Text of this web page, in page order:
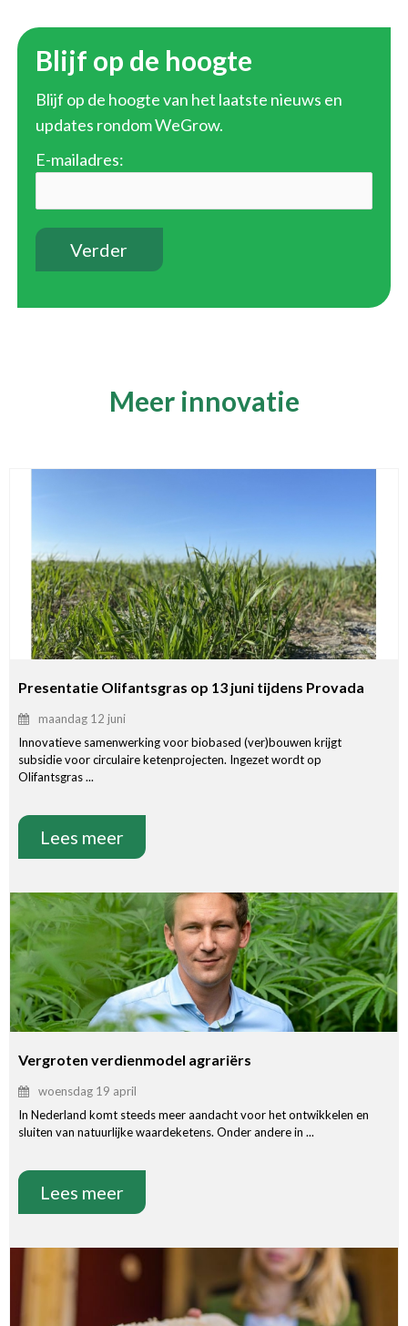
Blijf op de hoogte
Blijf op de hoogte van het laatste nieuws en
updates rondom WeGrow.
E-mailadres:
Meer innovatie
Presentatie Olifantsgras op 13 juni tijdens Provada
maandag 12 juni
Innovatieve samenwerking voor biobased (ver)bouwen krijgt
subsidie voor circulaire ketenprojecten. Ingezet wordt op
Olifantsgras ...
Lees meer
Vergroten verdienmodel agrariërs
woensdag 19 april
In Nederland komt steeds meer aandacht voor het ontwikkelen en
sluiten van natuurlijke waardeketens. Onder andere in ...
Lees meer